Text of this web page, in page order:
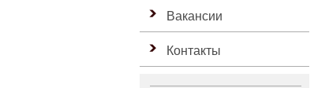
Вакансии
Контакты